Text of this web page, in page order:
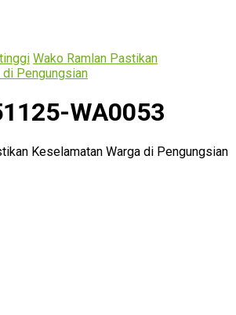
Wako Ramlan Pastikan
di Pengungsian
WA0053